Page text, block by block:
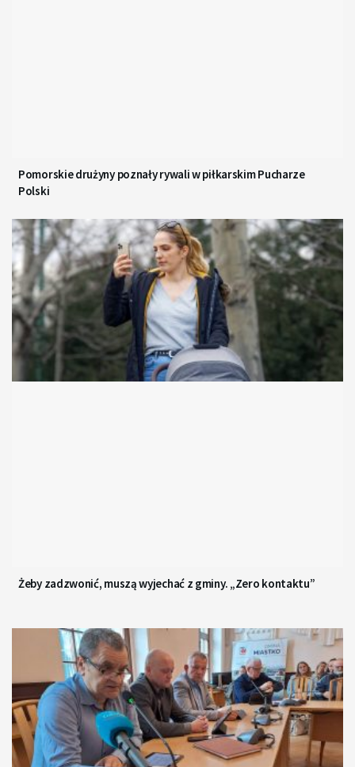
Pomorskie drużyny poznały rywali w piłkarskim Pucharze
Polski
Żeby zadzwonić, muszą wyjechać z gminy. „Zero kontaktu”